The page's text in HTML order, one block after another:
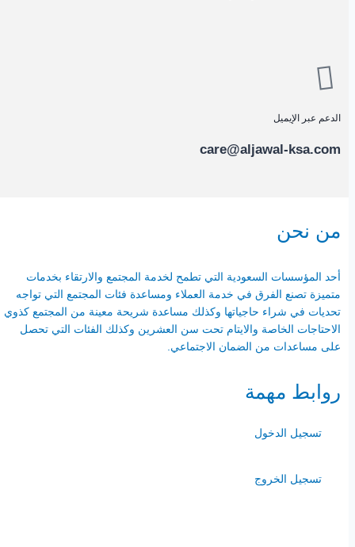
الدعم عبر الإيميل
care@aljawal-ksa.com
من نحن
أحد المؤسسات السعودية التي تطمح لخدمة المجتمع والارتقاء بخدمات
متميزة تصنع الفرق في خدمة العملاء ومساعدة فئات المجتمع التي تواجه
تحديات في شراء حاجياتها وكذلك مساعدة شريحة معينة من المجتمع كذوي
الاحتاجات الخاصة والايتام تحت سن العشرين وكذلك الفئات التي تحصل
على مساعدات من الضمان الاجتماعي.
روابط مهمة
تسجيل الدخول
تسجيل الخروج